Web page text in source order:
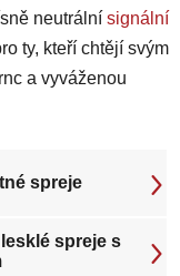
neutrální signální
ty, kteří chtějí svým
a vyváženou
spreje
spreje s